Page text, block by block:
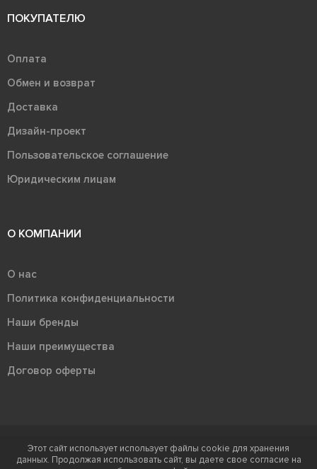
ПОКУПАТЕЛЮ
Оплата
Обмен и возврат
Доставка
Дизайн-проект
Пользовательское соглашение
Юридическим лицам
О КОМПАНИИ
О нас
Политика конфиденциальности
Наши бренды
Наши преимущества
Договор оферты
Терра - территория керамики 2026
Ⓒ Правообладателем товарного знака "Терра" является ООО "Атлас-
Этот сайт использует использует файлы cookie для хранения
данных. Продолжая использовать сайт, вы даете свое согласие на